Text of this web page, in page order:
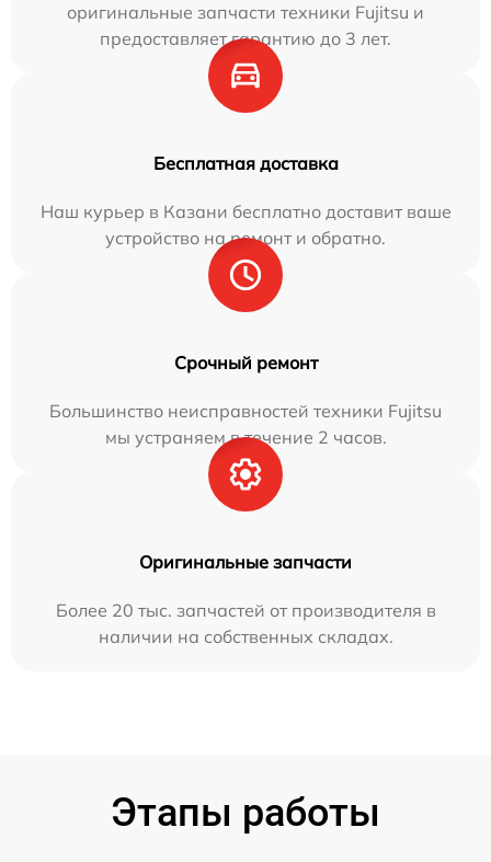
оригинальные запчасти техники Fujitsu и
предоставляет гарантию до 3 лет.
Бесплатная доставка
Наш курьер в Казани бесплатно доставит ваше
устройство на ремонт и обратно.
Срочный ремонт
Большинство неисправностей техники Fujitsu
мы устраняем в течение 2 часов.
Оригинальные запчасти
Более 20 тыс. запчастей от производителя в
наличии на собственных складах.
Этапы работы